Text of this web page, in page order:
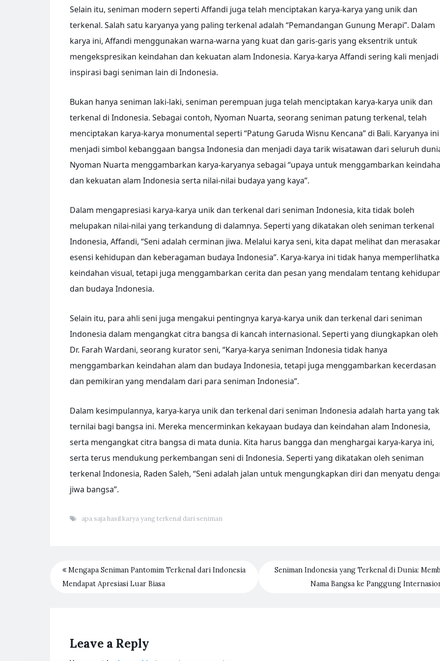
Selain itu, seniman modern seperti Affandi juga telah menciptakan karya-karya yang unik dan
terkenal. Salah satu karyanya yang paling terkenal adalah “Pemandangan Gunung Merapi”. Dalam
karya ini, Affandi menggunakan warna-warna yang kuat dan garis-garis yang eksentrik untuk
mengekspresikan keindahan dan kekuatan alam Indonesia. Karya-karya Affandi sering kali menjadi
inspirasi bagi seniman lain di Indonesia.
Bukan hanya seniman laki-laki, seniman perempuan juga telah menciptakan karya-karya unik dan
terkenal di Indonesia. Sebagai contoh, Nyoman Nuarta, seorang seniman patung terkenal, telah
menciptakan karya-karya monumental seperti “Patung Garuda Wisnu Kencana” di Bali. Karyanya ini
menjadi simbol kebanggaan bangsa Indonesia dan menjadi daya tarik wisatawan dari seluruh
Nyoman Nuarta menggambarkan karya-karyanya sebagai “upaya untuk menggambarkan
dan kekuatan alam Indonesia serta nilai-nilai budaya yang kaya”.
Dalam mengapresiasi karya-karya unik dan terkenal dari seniman Indonesia, kita tidak boleh
melupakan nilai-nilai yang terkandung di dalamnya. Seperti yang dikatakan oleh seniman terkenal
Indonesia, Affandi, “Seni adalah cerminan jiwa. Melalui karya seni, kita dapat melihat dan
esensi kehidupan dan keberagaman budaya Indonesia”. Karya-karya ini tidak hanya
keindahan visual, tetapi juga menggambarkan cerita dan pesan yang mendalam tentang
dan budaya Indonesia.
Selain itu, para ahli seni juga mengakui pentingnya karya-karya unik dan terkenal dari seniman
Indonesia dalam mengangkat citra bangsa di kancah internasional. Seperti yang diungkapkan oleh
Dr. Farah Wardani, seorang kurator seni, “Karya-karya seniman Indonesia tidak hanya
menggambarkan keindahan alam dan budaya Indonesia, tetapi juga menggambarkan kecerdasan
dan pemikiran yang mendalam dari para seniman Indonesia”.
Dalam kesimpulannya, karya-karya unik dan terkenal dari seniman Indonesia adalah harta yang tak
ternilai bagi bangsa ini. Mereka mencerminkan kekayaan budaya dan keindahan alam Indonesia,
serta mengangkat citra bangsa di mata dunia. Kita harus bangga dan menghargai karya-karya ini,
serta terus mendukung perkembangan seni di Indonesia. Seperti yang dikatakan oleh seniman
terkenal Indonesia, Raden Saleh, “Seni adalah jalan untuk mengungkapkan diri dan menyatu
jiwa bangsa”.
apa saja hasil karya yang terkenal dari seniman
Mengapa Seniman Pantomim Terkenal dari Indonesia
Mendapat Apresiasi Luar Biasa
Seniman Indonesia yang Terkenal di Dunia:
Nama Bangsa ke Panggung
Leave a Reply